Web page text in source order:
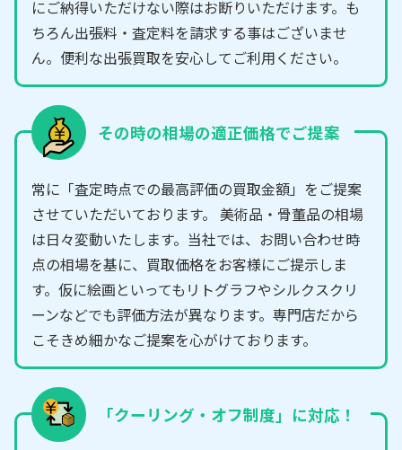
にご納得いただけない際はお断りいただけます。も
ちろん出張料・査定料を請求する事はございませ
ん。便利な出張買取を安心してご利用ください。
その時の相場の適正価格でご提案
常に「査定時点での最高評価の買取金額」をご提案
させていただいております。 美術品・骨董品の相場
は日々変動いたします。当社では、お問い合わせ時
点の相場を基に、買取価格をお客様にご提示しま
す。仮に絵画といってもリトグラフやシルクスクリ
ーンなどでも評価方法が異なります。専門店だから
こそきめ細かなご提案を心がけております。
「クーリング・オフ制度」に対応！